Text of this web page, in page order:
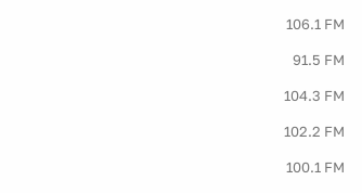
106.1 FM
91.5 FM
104.3 FM
102.2 FM
100.1 FM